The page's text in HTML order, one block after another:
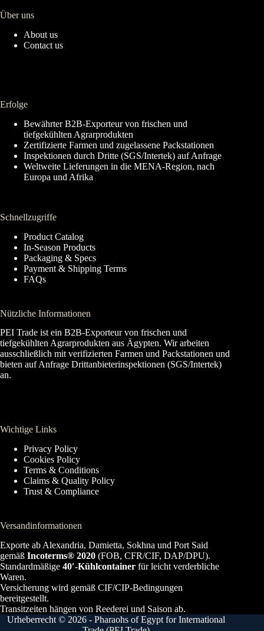
Über uns
About us
Contact us
Erfolge
Bewährter B2B-Exporteur von frischen und
tiefgekühlten Agrarprodukten
Zertifizierte Farmen und zugelassene Packstationen
Inspektionen durch Dritte (SGS/Intertek) auf Anfrage
Weltweite Lieferungen in die MENA-Region, nach
Europa und Afrika
Schnellzugriffe
Product Catalog
In-Season Products
Packaging & Specs
Payment & Shipping Terms
FAQs
Nützliche Informationen
PEI Trade ist ein B2B-Exporteur von frischen und
tiefgekühlten Agrarprodukten aus Ägypten. Wir arbeiten
ausschließlich mit verifizierten Farmen und Packstationen und
bieten auf Anfrage Drittanbieterinspektionen (SGS/Intertek)
an.
Wichtige Links
Privacy Policy
Cookies Policy
Terms & Conditions
Claims & Quality Policy
Trust & Compliance
Versandinformationen
Exporte ab Alexandria, Damietta, Sokhna und Port Said
gemäß Incoterms® 2020 (FOB, CFR/CIF, DAP/DPU).
Standardmäßige 40′-Kühlcontainer für leicht verderbliche
Waren.
Versicherung wird gemäß CIF/CIP-Bedingungen
bereitgestellt.
Transitzeiten hängen von Reederei und Saison ab.
Urheberrecht © 2026 - Pharaohs of Egypt for International